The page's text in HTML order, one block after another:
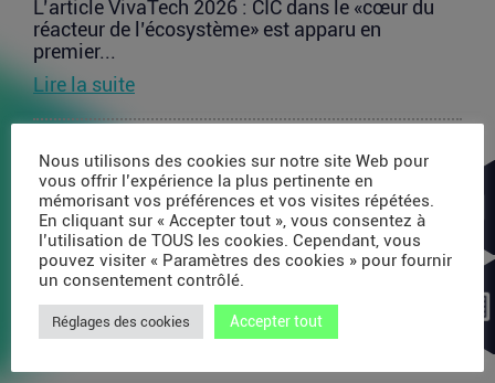
L’article VivaTech 2026 : CIC dans le «cœur du
réacteur de l’écosystème» est apparu en
premier...
Lire la suite
Après AMI Labs, Yann LeCun veut
lancer un fonds de 200 millions d’euros
dédié à l’IA
L’article Après AMI Labs, Yann LeCun veut lancer
un fonds de 200 millions d’euros dédié à l’IA
est...
Lire la suite
Nous utilisons des cookies sur notre site Web pour
vous offrir l’expérience la plus pertinente en
mémorisant vos préférences et vos visites répétées.
En cliquant sur « Accepter tout », vous consentez à
l’utilisation de TOUS les cookies. Cependant, vous
pouvez visiter « Paramètres des cookies » pour fournir
un consentement contrôlé.
Réglages des cookies Accepter tout